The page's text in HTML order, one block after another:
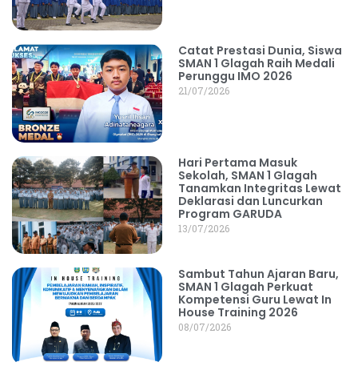
Catat Prestasi Dunia, Siswa
SMAN 1 Glagah Raih Medali
Perunggu IMO 2026
21/07/2026
Hari Pertama Masuk
Sekolah, SMAN 1 Glagah
Tanamkan Integritas Lewat
Deklarasi dan Luncurkan
Program GARUDA
13/07/2026
Sambut Tahun Ajaran Baru,
SMAN 1 Glagah Perkuat
Kompetensi Guru Lewat In
House Training 2026
08/07/2026